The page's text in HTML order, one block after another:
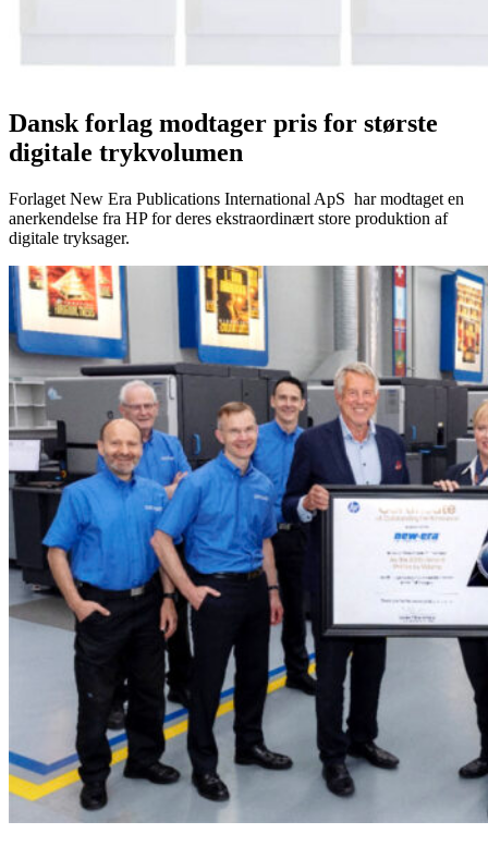
Dansk forlag modtager pris for største
digitale trykvolumen
Forlaget New Era Publications International ApS har modtaget en
anerkendelse fra HP for deres ekstraordinært store produktion af
digitale tryksager.